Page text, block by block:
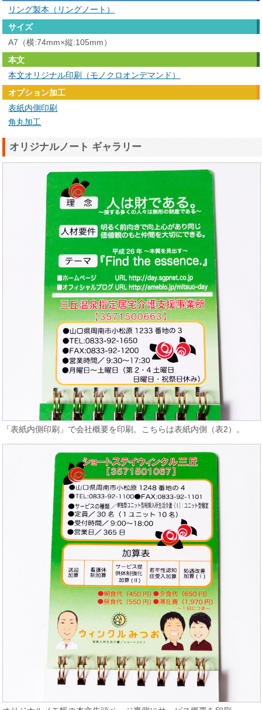
リング製本（リングノート）
サイズ
A7（横:74mm×縦:105mm）
本文
本文オリジナル印刷（モノクロオンデマンド）
オプション加工
表紙内側印刷
角丸加工
オリジナルノート ギャラリー
「表紙内側印刷」で会社概要を印刷。こちらは表紙内側（表2）。